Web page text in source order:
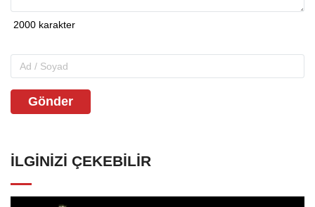
Gönder
İLGINIZI ÇEKEBILIR